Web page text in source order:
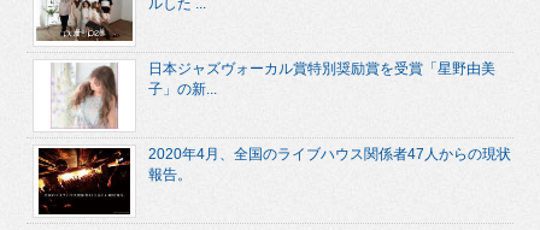
ルした ...
日本ジャズヴォーカル賞特別奨励賞を受賞「星野由美
子」の新...
2020年4月、全国のライブハウス関係者47人からの現状
報告。